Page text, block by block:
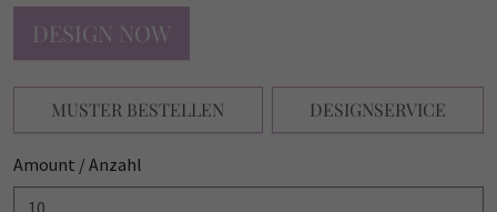
DESIGN NOW
MUSTER BESTELLEN DESIGNSERVICE
Amount / Anzahl